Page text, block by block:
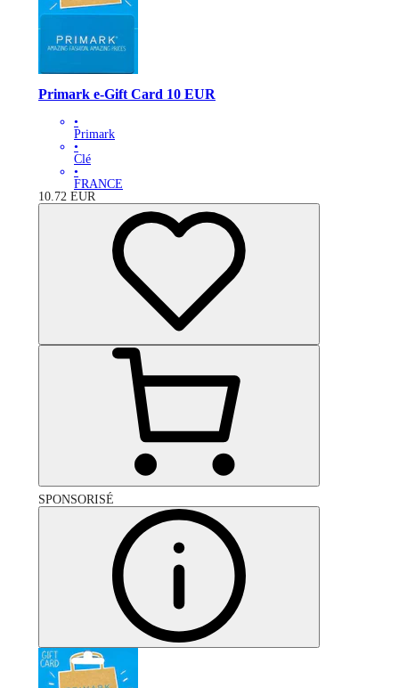
Primark e-Gift Card 10 EUR
•
Primark
•
Clé
•
FRANCE
10.72 EUR
SPONSORISÉ